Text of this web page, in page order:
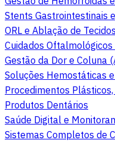
Stents Gastrointestinais
ORL e Ablação de
Cuidados Oftalmológicos
Gestão da Dor e Coluna
Soluções Hemostáticas
Procedimentos
Produtos Dentários
Saúde Digital e
Sistemas Completos de